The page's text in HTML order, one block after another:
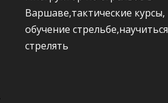
Варшаве,тактические курсы,
обучение стрельбе,научиться
стрелять